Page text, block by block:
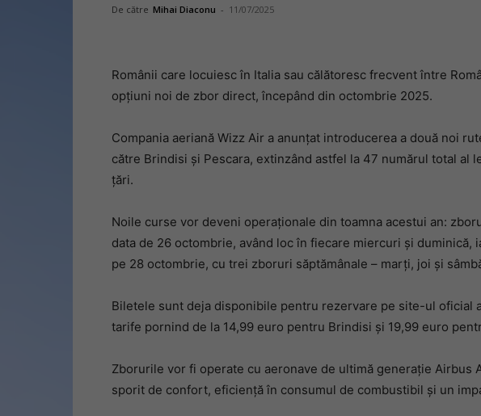
De către Mihai Diaconu - 11/07/2025
Românii care locuiesc în Italia sau călătoresc frecvent între
opțiuni noi de zbor direct, începând din octombrie 2025.
Compania aeriană Wizz Air a anunțat introducerea a două noi
către Brindisi și Pescara, extinzând astfel la 47 numărul total al
țări.
Noile curse vor deveni operaționale din toamna acestui an:
data de 26 octombrie, având loc în fiecare miercuri și duminică,
pe 28 octombrie, cu trei zboruri săptămânale – marți, joi și
Biletele sunt deja disponibile pentru rezervare pe site-ul oficial
tarife pornind de la 14,99 euro pentru Brindisi și 19,99 euro
Zborurile vor fi operate cu aeronave de ultimă generație Airbus
sporit de confort, eficiență în consumul de combustibil și un